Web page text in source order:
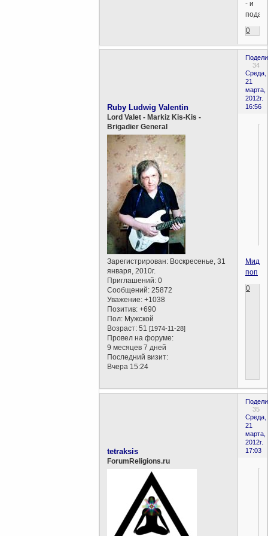
- и
0
34
Среда,
21
марта,
2012г.
16:56
Ruby Ludwig Valentin
Lord Valet - Markiz Kis-Kis -
Brigadier General
Зарегистрирован: Воскресенье, 31
января, 2010г.
Приглашений: 0
Сообщений: 25872
Уважение: +1038
Позитив: +690
Пол: Мужской
Возраст: 51[1974-11-28]
Провел на форуме:
9 месяцев 7 дней
Последний визит:
Вчера 15:24
Миди-
поп
0
35
Среда,
21
марта,
2012г.
17:03
tetraksis
ForumReligions.ru